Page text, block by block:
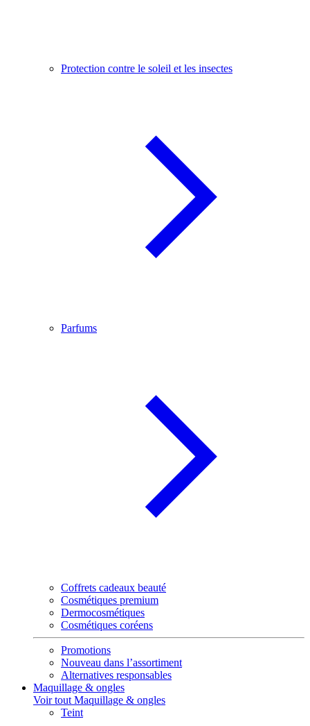
Protection contre le soleil et les insectes
Parfums
Coffrets cadeaux beauté
Cosmétiques premium
Dermocosmétiques
Cosmétiques coréens
Promotions
Nouveau dans l’assortiment
Alternatives responsables
Maquillage & ongles
Voir tout Maquillage & ongles
Teint